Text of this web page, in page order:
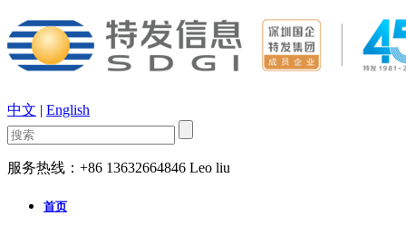
中文 | English
服务热线：+86 13632664846 Leo liu
首页